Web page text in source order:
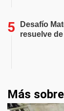
Desafío
resuelve
Más